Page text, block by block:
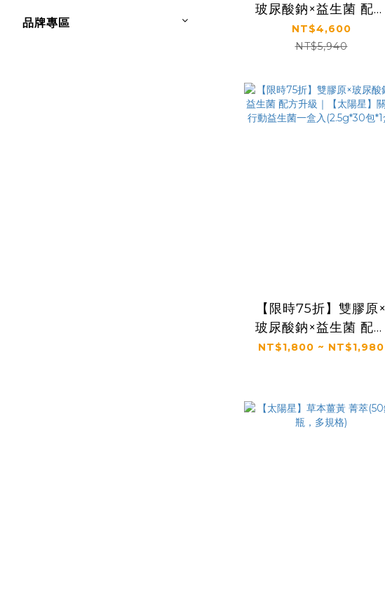
品牌專區
玻尿酸鈉×益生菌 配方
升級｜【太陽星】關鍵
行動益生菌三盒組
NT$4,600
NT$5,940
【限時75折】雙膠原×
玻尿酸鈉×益生菌 配方
升級｜【太陽星】關鍵
NT$1,800 ~ NT$1,980